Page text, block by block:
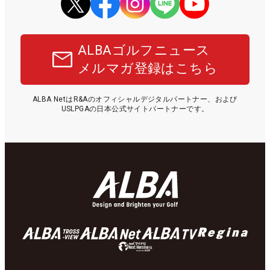
ALBAゴルフニュース
メルマガ登録はこちら
ALBA NetはR&Aのオフィシャルデジタルパートナー、および
USLPGAの日本公式サイトパートナーです。